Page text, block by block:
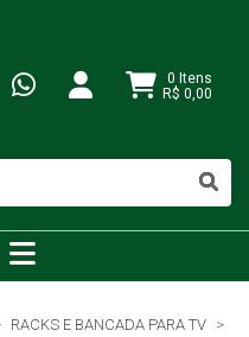
0 Itens
R$ 0,00
RACKS E BANCADA PARA TV